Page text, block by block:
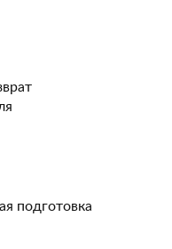
подготовка